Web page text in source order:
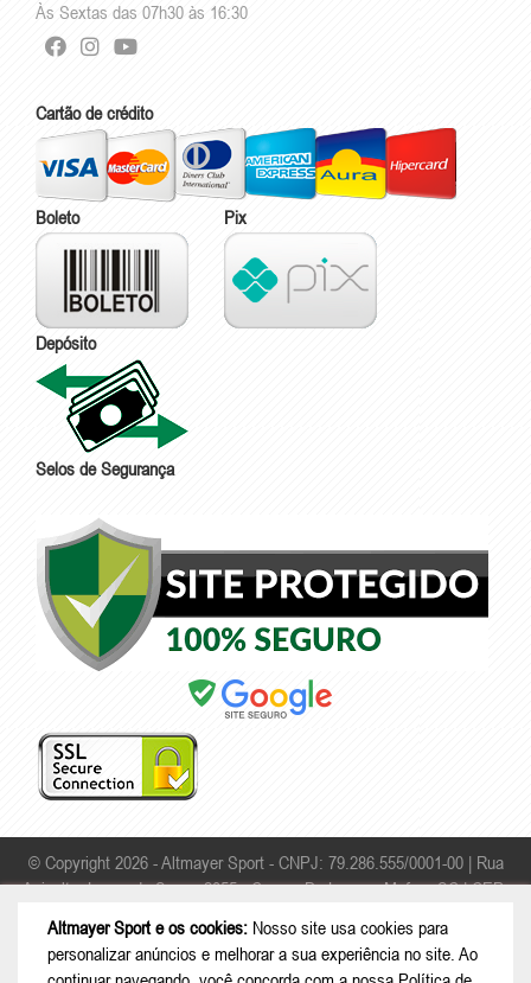
Às Sextas das 07h30 às 16:30
Cartão de crédito
Boleto Pix
Depósito
Selos de Segurança
© Copyright 2026 - Altmayer Sport - CNPJ: 79.286.555/0001-00 | Rua
Apicultor Leonardo Sauer, 2055 - Campo Da Lança - Mafra - SC | CEP:
Altmayer Sport e os cookies: Nosso site usa cookies para
personalizar anúncios e melhorar a sua experiência no site. Ao